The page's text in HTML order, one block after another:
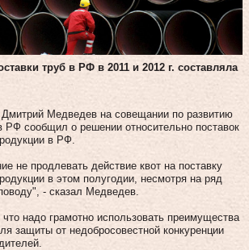
труб в РФ в 2011 и 2012 г. составляла
Медведев на совещании по развитию
РФ сообщил о решении относительно поставок
в РФ.
не продлевать действие квот на поставку
в этом полугодии, несмотря на ряд
- сказал Медведев.
надо грамотно использовать преимущества
защиты от недобросовестной конкуренции